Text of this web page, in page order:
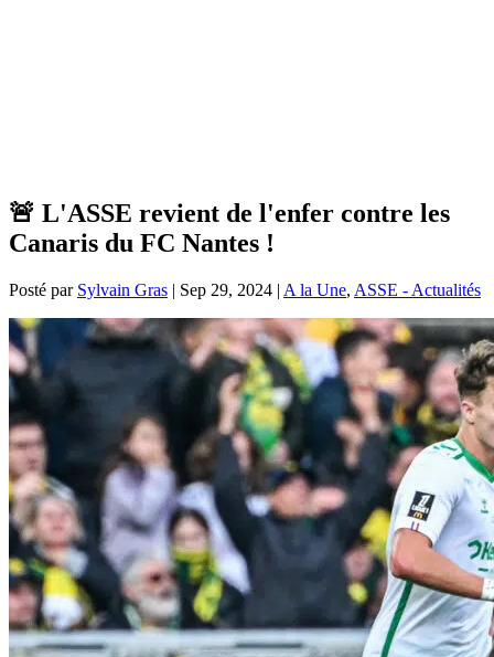
🚨 L'ASSE revient de l'enfer contre les
Canaris du FC Nantes !
Posté par Sylvain Gras | Sep 29, 2024 | A la Une, ASSE - Actualités